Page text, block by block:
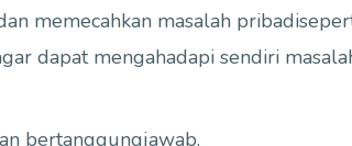
memecahkan masalah
dapat mengahadapi sendiri
bertanggungjawab.